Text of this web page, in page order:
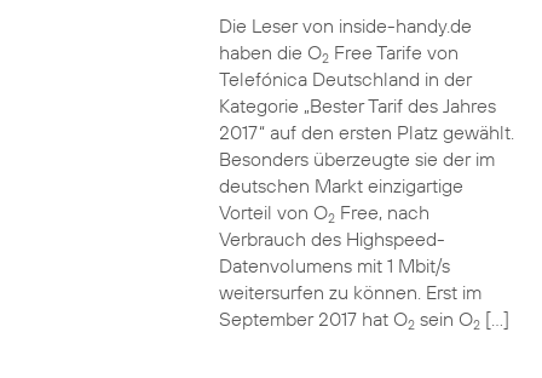
Die Leser von inside-handy.de
haben die O2Free Tarife von
Telefónica Deutschland in der
Kategorie „Bester Tarif des Jahres
2017“ auf den ersten Platz gewählt.
Besonders überzeugte sie der im
deutschen Markt einzigartige
Vorteil von O2Free, nach
Verbrauch des Highspeed-
Datenvolumens mit 1 Mbit/s
weitersurfen zu können. Erst im
September 2017 hat O2sein O2[…]